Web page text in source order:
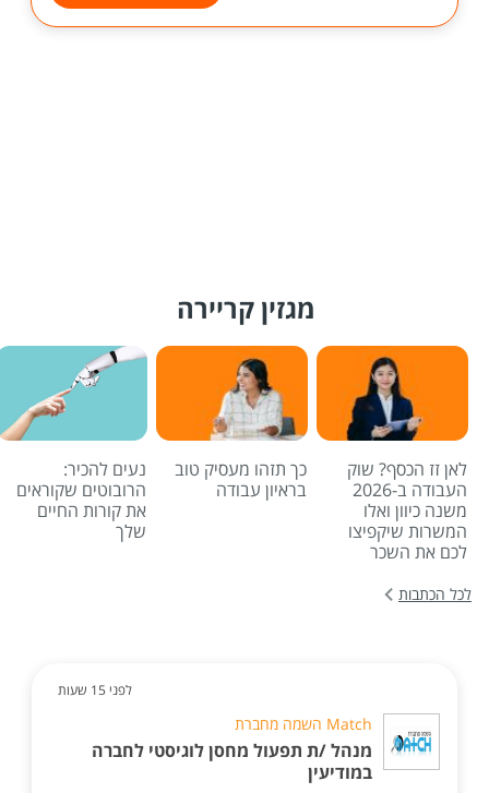
מגזין קריירה
לאן זז הכסף? שוק
העבודה ב-2026
משנה כיוון ואלו
המשרות שיקפיצו
לכם את השכר
כך תזהו מעסיק טוב
בראיון עבודה
נעים להכיר:
הרובוטים שקוראים
את קורות החיים
שלך
לכל הכתבות
לפני 15 שעות
Match השמה מחברת
מנהל /ת תפעול מחסן לוגיסטי לחברה
במודיעין